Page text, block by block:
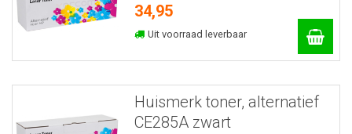
34,95
Uit voorraad leverbaar
Huismerk toner, alternatief
CE285A zwart